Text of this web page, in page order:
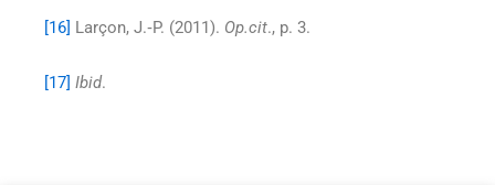
[16] Larçon, J.‐P. (2011). Op.cit., p. 3.
[17] Ibid.